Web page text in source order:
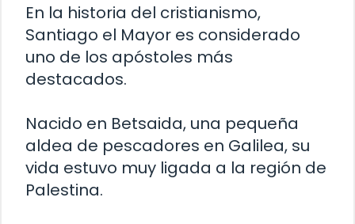
En la historia del cristianismo,
Santiago el Mayor es considerado
uno de los apóstoles más
destacados.
Nacido en Betsaida, una pequeña
aldea de pescadores en Galilea, su
vida estuvo muy ligada a la región de
Palestina.